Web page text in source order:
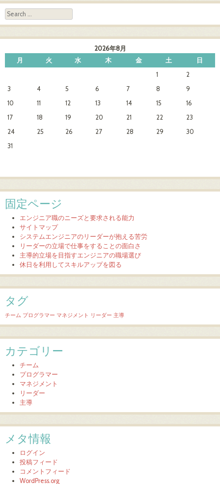
Search
2026年8月
月
火 水 木 金 土
日
1
2
3
4 5 6 7 8
9
10
11 12 13 14 15
16
17
18 19 20 21 22
23
24
25 26 27 28 29
30
31
固定ページ
エンジニア職のニーズと要求される能力
サイトマップ
システムエンジニアのリーダーが抱える苦労
リーダーの立場で仕事をすることの面白さ
主導的立場を目指すエンジニアの職場選び
休日を利用してスキルアップを図る
タグ
チーム プログラマー マネジメント リーダー 主導
カテゴリー
チーム
プログラマー
マネジメント
リーダー
主導
メタ情報
ログイン
投稿フィード
コメントフィード
WordPress.org